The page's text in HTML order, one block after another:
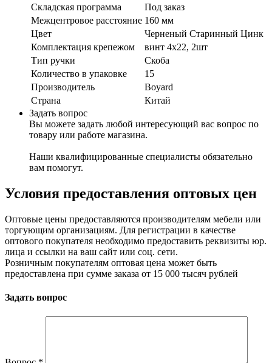
Складская программа
Под заказ
Межцентровое расстояние 160 мм
Цвет
Черненый Старинный Цинк
Комплектация крепежом
винт 4х22, 2шт
Тип ручки
Скоба
Количество в упаковке
15
Производитель
Boyard
Страна
Китай
Задать вопрос
Вы можете задать любой интересующий вас вопрос по
товару или работе магазина.
Наши квалифицированные специалисты обязательно
вам помогут.
Условия предоставления оптовых цен
Оптовые цены предоставляются производителям мебели или
торгующим организациям. Для регистрации в качестве
оптового покупателя необходимо предоставить реквизиты юр.
лица и ссылки на ваш сайт или соц. сети.
Розничным покупателям оптовая цена может быть
предоставлена при сумме заказа от 15 000 тысяч рублей
Задать вопрос